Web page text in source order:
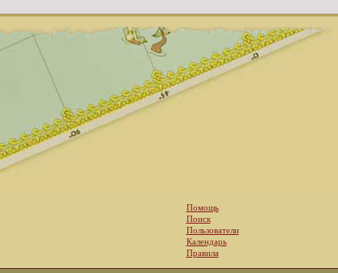
Помощь
Поиск
Пользователи
Календарь
Правила